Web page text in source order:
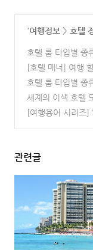
'여행정보 > 호텔
호텔 룸 타입별 종
다드룸/스위트룸)
[호텔 매너] 여행 할때
탄
(0)
호텔 룸 타입별 종
윈룸/트리플룸)
(0)
세계의 이색 호텔
[여행용어 시리즈]
관련글